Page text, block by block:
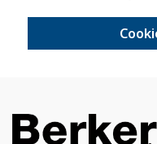
voor 21u